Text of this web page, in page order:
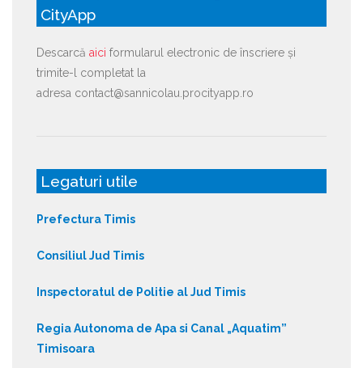
CityApp
Descarcă aici formularul electronic de înscriere și
trimite-l completat la
adresa contact@sannicolau.procityapp.ro
Legaturi utile
Prefectura Timis
Consiliul Jud Timis
Inspectoratul de Politie al Jud Timis
Regia Autonoma de Apa si Canal „Aquatim”
Timisoara